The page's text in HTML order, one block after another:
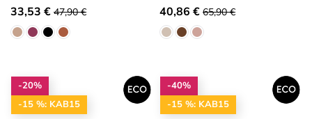
33,53 € 47,90 € 40,86 € 65,90 €
-20%
-15 %: KAB15
-40%
-15 %: KAB15